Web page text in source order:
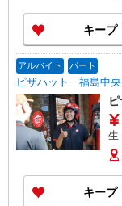
キープ
アルバイト パート
ピザハット 福島中
生
キープ